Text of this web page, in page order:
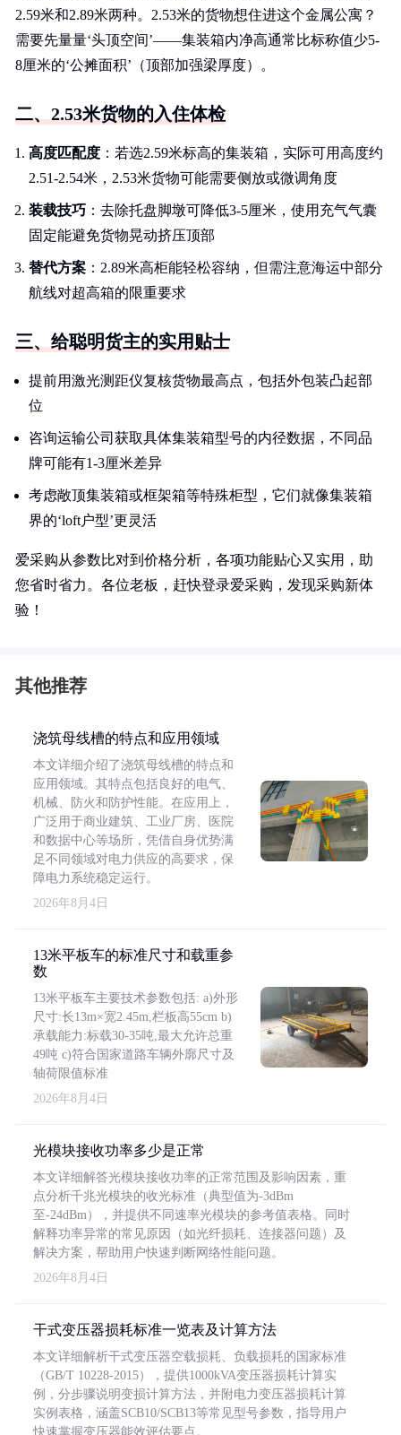
2.59米和2.89米两种。2.53米的货物想住进这个金属公寓？
需要先量量‘头顶空间’——集装箱内净高通常比标称值少5-
8厘米的‘公摊面积’（顶部加强梁厚度）。
二、2.53米货物的入住体检
高度匹配度 ：若选2.59米标高的集装箱，实际可用高度约
2.51-2.54米，2.53米货物可能需要侧放或微调角度
装载技巧 ：去除托盘脚墩可降低3-5厘米，使用充气气囊
固定能避免货物晃动挤压顶部
替代方案 ：2.89米高柜能轻松容纳，但需注意海运中部分
航线对超高箱的限重要求
三、给聪明货主的实用贴士
提前用激光测距仪复核货物最高点，包括外包装凸起部
位
咨询运输公司获取具体集装箱型号的内径数据，不同品
牌可能有1-3厘米差异
考虑敞顶集装箱或框架箱等特殊柜型，它们就像集装箱
界的‘loft户型’更灵活
爱采购从参数比对到价格分析，各项功能贴心又实用，助
您省时省力。各位老板，赶快登录爱采购，发现采购新体
验！
其他推荐
浇筑母线槽的特点和应用领域
本文详细介绍了浇筑母线槽的特点和
应用领域。其特点包括良好的电气、
机械、防火和防护性能。在应用上，
广泛用于商业建筑、工业厂房、医院
和数据中心等场所，凭借自身优势满
足不同领域对电力供应的高要求，保
障电力系统稳定运行。
2026年8月4日
13米平板车的标准尺寸和载重参
数
13米平板车主要技术参数包括: a)外形
尺寸:长13m×宽2.45m,栏板高55cm b)
承载能力:标载30-35吨,最大允许总重
49吨 c)符合国家道路车辆外廓尺寸及
轴荷限值标准
2026年8月4日
光模块接收功率多少是正常
本文详细解答光模块接收功率的正常范围及影响因素，重
点分析千兆光模块的收光标准（典型值为-3dBm
至-24dBm），并提供不同速率光模块的参考值表格。同时
解释功率异常的常见原因（如光纤损耗、连接器问题）及
解决方案，帮助用户快速判断网络性能问题。
2026年8月4日
干式变压器损耗标准一览表及计算方法
本文详细解析干式变压器空载损耗、负载损耗的国家标准
（GB/T 10228-2015），提供1000kVA变压器损耗计算实
例，分步骤说明变损计算方法，并附电力变压器损耗计算
实例表格，涵盖SCB10/SCB13等常见型号参数，指导用户
快速掌握变压器能效评估要点。